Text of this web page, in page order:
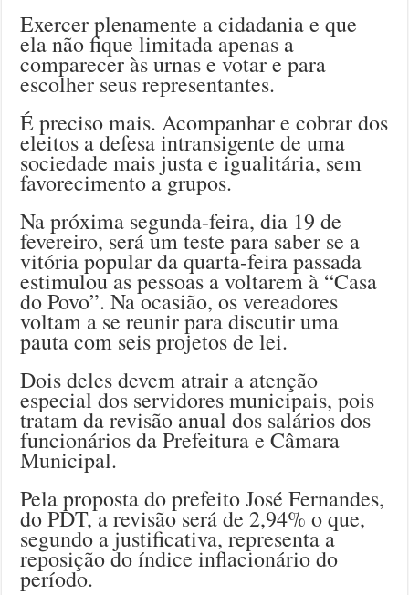
Exercer plenamente a cidadania e que
ela não fique limitada apenas a
comparecer às urnas e votar e para
escolher seus representantes.
É preciso mais. Acompanhar e cobrar dos
eleitos a defesa intransigente de uma
sociedade mais justa e igualitária, sem
favorecimento a grupos.
Na próxima segunda-feira, dia 19 de
fevereiro, será um teste para saber se a
vitória popular da quarta-feira passada
estimulou as pessoas a voltarem à “Casa
do Povo”. Na ocasião, os vereadores
voltam a se reunir para discutir uma
pauta com seis projetos de lei.
Dois deles devem atrair a atenção
especial dos servidores municipais, pois
tratam da revisão anual dos salários dos
funcionários da Prefeitura e Câmara
Municipal.
Pela proposta do prefeito José Fernandes,
do PDT, a revisão será de 2,94% o que,
segundo a justificativa, representa a
reposição do índice inflacionário do
período.